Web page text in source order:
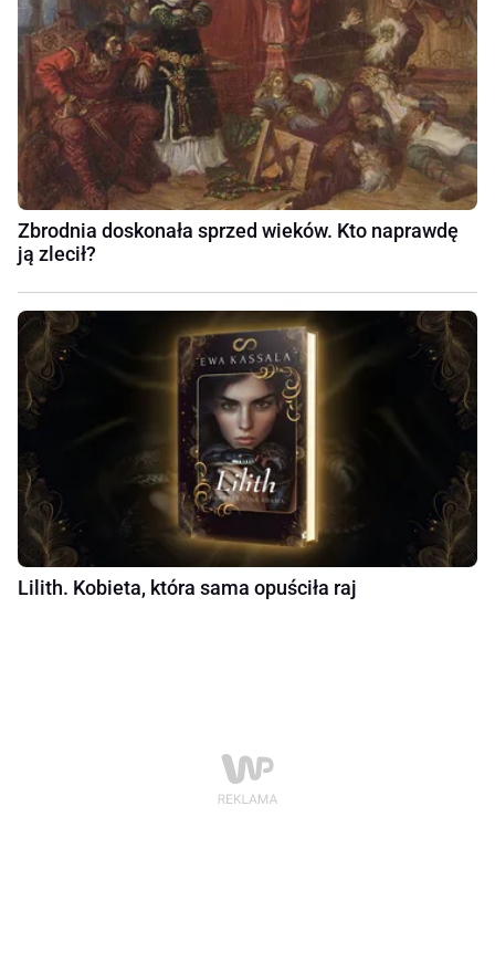
Zbrodnia doskonała sprzed wieków. Kto naprawdę
ją zlecił?
Lilith. Kobieta, która sama opuściła raj